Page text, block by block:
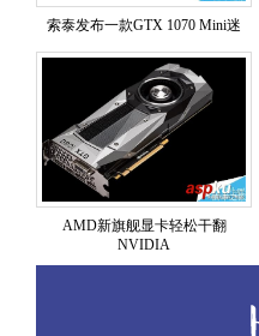
索泰发布一款GTX 1070 Mini迷
AMD新旗舰显卡轻松干翻
NVIDIA